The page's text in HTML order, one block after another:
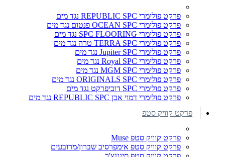
פרקט פולימרי REPUBLIC SPC נגד מים
פרקט פולימרי OCEAN SPC פנטום נגד מים
פרקט פולימרי SPC FLOORING נגד מים
פרקט פולימרי TERRA SPC טרה נגד מים
פרקט פולימרי Jupiter SPC נגד מים
פרקט פולימרי Royal SPC נגד מים
פרקט פולימרי MGM SPC נגד מים
פרקט פולימרי ORIGINALS SPC נגד מים
פרקט פולימרי SPC דוביפרקט נגד מים
פרקט פולימרי דמוי אבן REPUBLIC SPC נגד מים
פרקט קוויק סטפ
פרקט קוויק סטפ Muse
פרקט קוויק סטפ אימפרסיב שברון/מרובעים